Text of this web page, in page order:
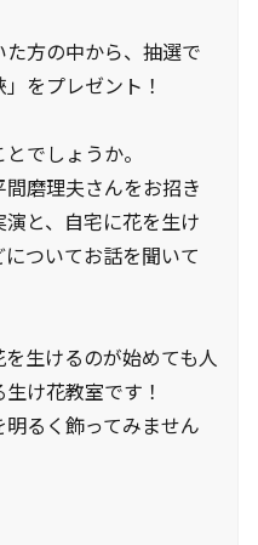
方の中から、抽選で
をプレゼント！
でしょうか。
磨理夫さんをお招き
と、自宅に花を生け
ついてお話を聞いて
生けるのが始めても人
生け花教室です！
るく飾ってみません